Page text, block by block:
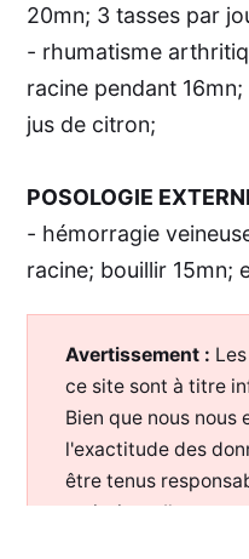
20mn; 3 tasses par
- rhumatisme
racine pendant
jus de citron;
POSOLOGIE
- hémorragie
racine; bouillir 15mn;
Avertissement :
ce site sont à titre
Bien que nous
l'exactitude des
être tenus
omissions. Il est